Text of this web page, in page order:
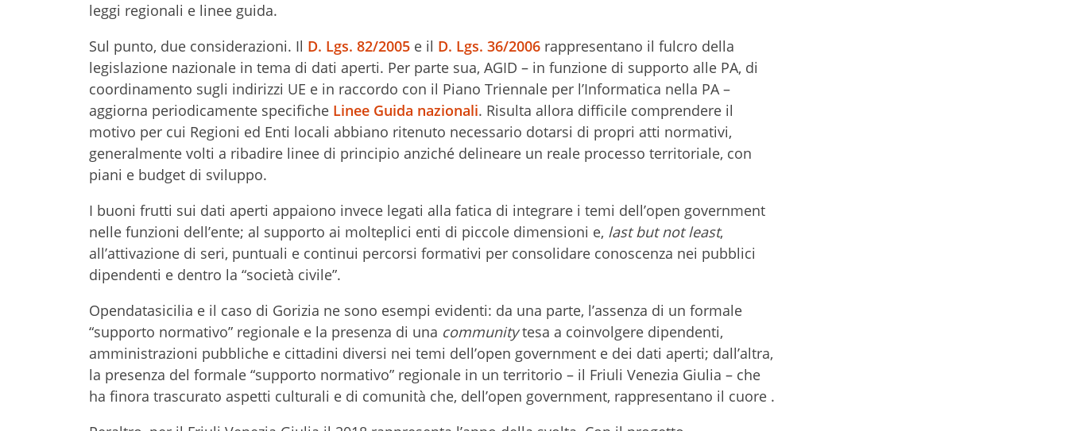
leggi regionali e linee guida.
Sul punto, due considerazioni. Il D. Lgs. 82/2005 e il D. Lgs. 36/2006 rappresentano il fulcro della
legislazione nazionale in tema di dati aperti. Per parte sua, AGID – in funzione di supporto alle PA, di
coordinamento sugli indirizzi UE e in raccordo con il Piano Triennale per l’Informatica nella PA –
aggiorna periodicamente specifiche Linee Guida nazionali. Risulta allora difficile comprendere il
motivo per cui Regioni ed Enti locali abbiano ritenuto necessario dotarsi di propri atti normativi,
generalmente volti a ribadire linee di principio anziché delineare un reale processo territoriale, con
piani e budget di sviluppo.
I buoni frutti sui dati aperti appaiono invece legati alla fatica di integrare i temi dell’open government
nelle funzioni dell’ente; al supporto ai molteplici enti di piccole dimensioni e, last but not least,
all’attivazione di seri, puntuali e continui percorsi formativi per consolidare conoscenza nei pubblici
dipendenti e dentro la “società civile”.
Opendatasicilia e il caso di Gorizia ne sono esempi evidenti: da una parte, l’assenza di un formale
“supporto normativo” regionale e la presenza di una communitytesa a coinvolgere dipendenti,
amministrazioni pubbliche e cittadini diversi nei temi dell’open government e dei dati aperti; dall’altra,
la presenza del formale “supporto normativo” regionale in un territorio – il Friuli Venezia Giulia – che
ha finora trascurato aspetti culturali e di comunità che, dell’open government, rappresentano il cuore .